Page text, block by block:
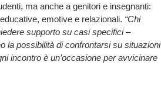
ma anche a genitori e insegnanti:
emotive e relazionali. “Chi
supporto su casi specifici –
la possibilità di confrontarsi su situazioni
incontro è un’occasione per avvicinare